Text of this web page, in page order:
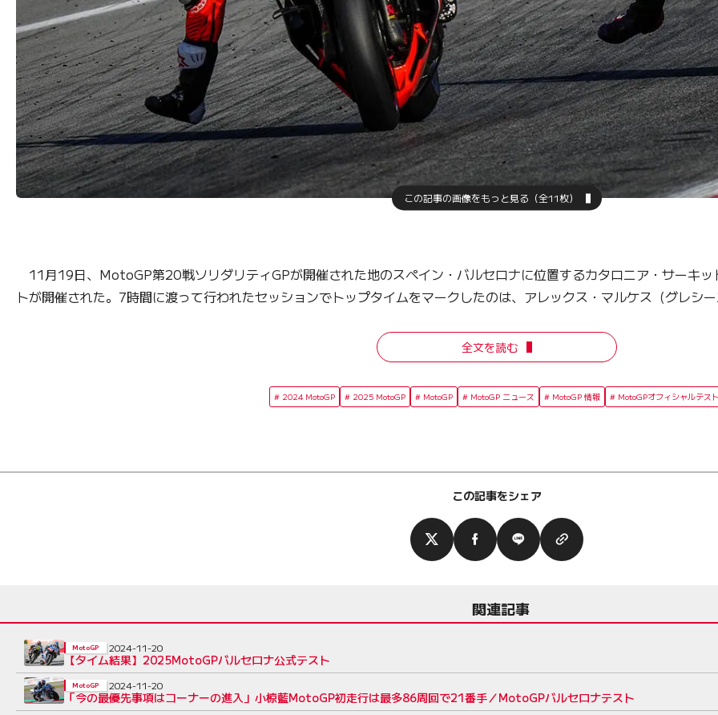
この記事の画像をもっと見る（全11枚）
11月19日、MotoGP第20戦ソリダリティGPが開催された地のスペイン・バルセロナに位置するカタロニア・サーキ
トが開催された。7時間に渡って行われたセッションでトップタイムをマークしたのは、アレックス・マルケス（グレシ
全文を読む
2024 MotoGP 2025 MotoGP MotoGP MotoGP ニュース MotoGP 情報 MotoGPオフィシャルテス
この記事をシェア
関連記事
【タイム結果】2025MotoGPバルセロナ公式テスト
MotoGP 2024-11-20
「今の最優先事項はコーナーの進入」小椋藍MotoGP初走行は最多86周回で21番手／MotoGPバルセロナテスト
MotoGP 2024-11-20